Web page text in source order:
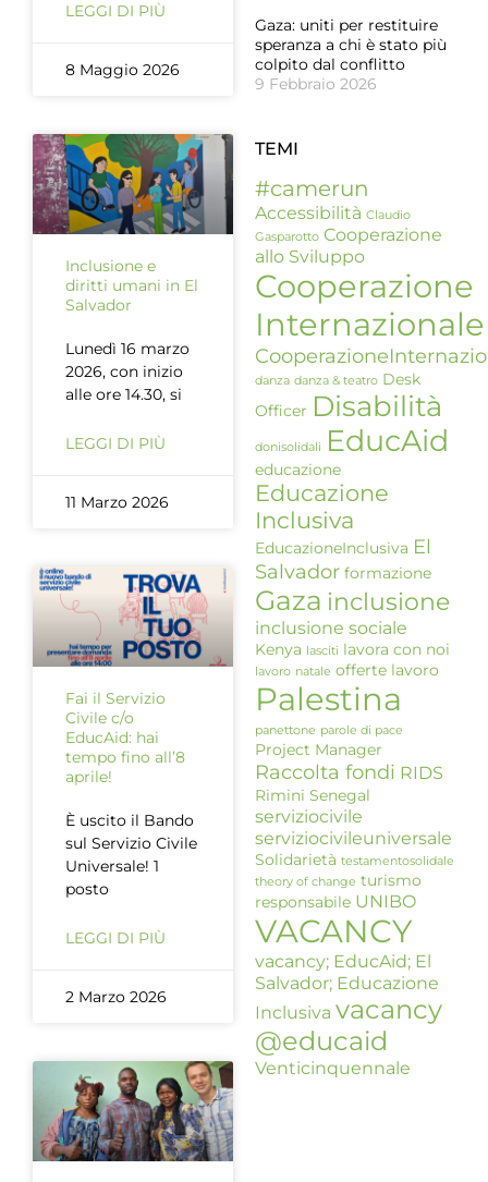
LEGGI DI PIÙ
8 Maggio 2026
Inclusione e
diritti umani in El
Salvador
Lunedì 16 marzo
2026, con inizio
alle ore 14.30, si
LEGGI DI PIÙ
11 Marzo 2026
Fai il Servizio
Civile c/o
EducAid: hai
tempo fino all’8
aprile!
È uscito il Bando
sul Servizio Civile
Universale! 1
posto
LEGGI DI PIÙ
2 Marzo 2026
Gaza: uniti per restituire
speranza a chi è stato più
colpito dal conflitto
9 Febbraio 2026
TEMI
#camerun
Accessibilità Claudio
Gasparotto Cooperazione
allo Sviluppo
Cooperazione
Internazionale
danza danza & teatro Desk
Officer Disabilità
donisolidali EducAid
educazione
Educazione
Inclusiva
EducazioneInclusiva El
Salvador formazione
Gaza inclusione
inclusione sociale
Kenya lasciti lavora con noi
lavoro natale offerte lavoro
Palestina
panettone parole di pace
Project Manager
Raccolta fondi RIDS
Rimini Senegal
serviziocivile
serviziocivileuniversale
Solidarietà testamentosolidale
theory of change turismo
responsabile UNIBO
VACANCY
vacancy; EducAid; El
Salvador; Educazione
Inclusiva vacancy
@educaid
Venticinquennale